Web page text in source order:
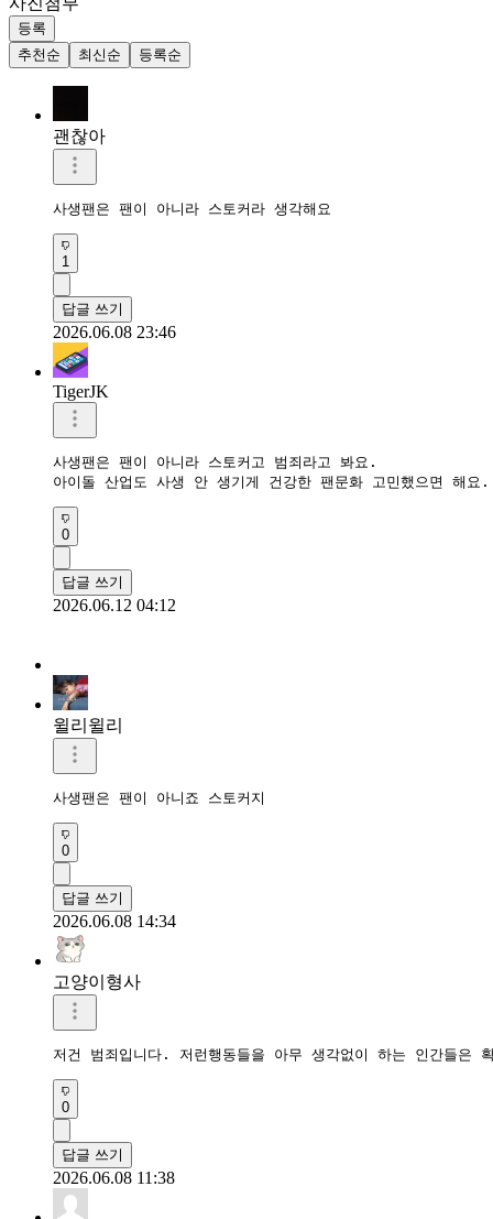
등록
추천순
최신순 등록순
괜찮아
사생팬은 팬이 아니라 스토커라 생각해요
1
답글 쓰기
2026.06.08 23:46
TigerJK
사생팬은 팬이 아니라 스토커고 범죄라고 봐요.
아이돌 산업도 사생 안 생기게 건강한 팬문화 고민했으면 해
0
답글 쓰기
2026.06.12 04:12
윌리윌리
사생팬은 팬이 아니죠 스토커지
0
답글 쓰기
2026.06.08 14:34
고양이형사
저건 범죄입니다. 저런행동들을 아무 생각없이 하는 인간들은
0
답글 쓰기
2026.06.08 11:38